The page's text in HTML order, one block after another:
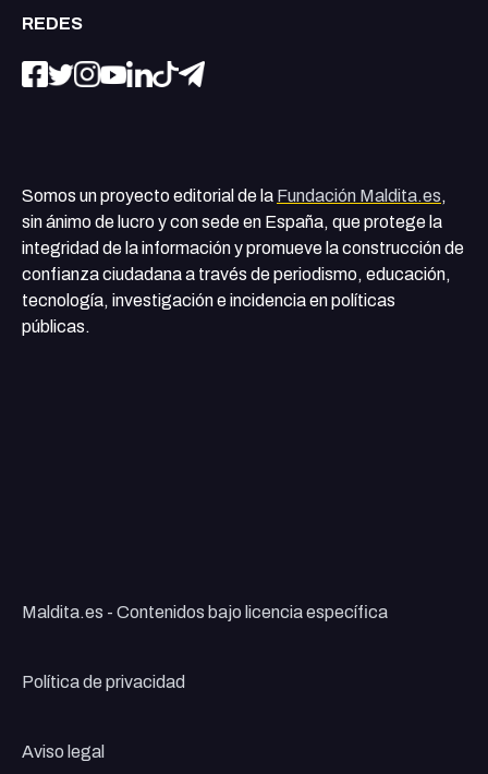
REDES
Somos un proyecto editorial de la Fundación Maldita.es,
sin ánimo de lucro y con sede en España, que protege la
integridad de la información y promueve la construcción de
confianza ciudadana a través de periodismo, educación,
tecnología, investigación e incidencia en políticas
públicas.
Maldita.es - Contenidos bajo licencia específica
Política de privacidad
Aviso legal